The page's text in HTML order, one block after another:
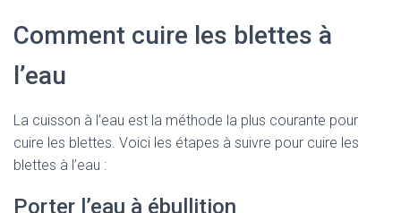
Comment cuire les blettes à
l’eau
La cuisson à l’eau est la méthode la plus courante pour
cuire les blettes. Voici les étapes à suivre pour cuire les
blettes à l’eau :
Porter l’eau à ébullition